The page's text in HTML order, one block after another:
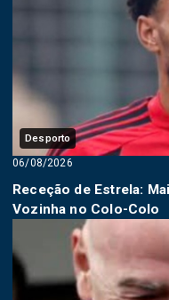
Desporto
06/08/2026
Receção de Estrela:
Vozinha no Colo-Colo